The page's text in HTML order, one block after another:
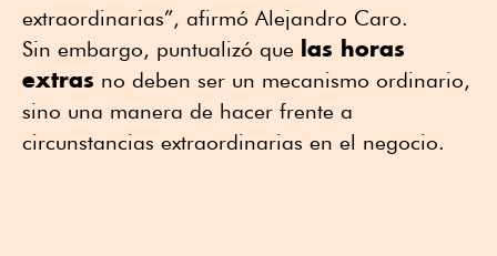
extraordinarias”, afirmó Alejandro Caro.
Sin embargo, puntualizó que las horas
extras no deben ser un mecanismo ordinario,
sino una manera de hacer frente a
circunstancias extraordinarias en el negocio.